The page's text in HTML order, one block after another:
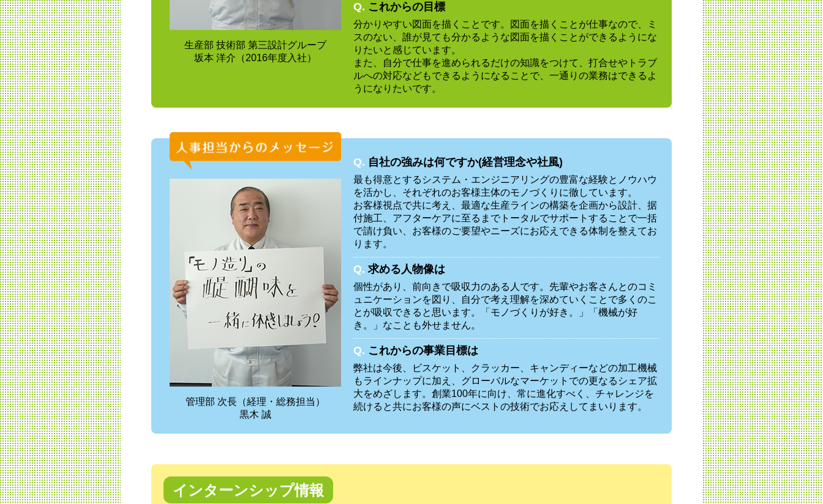
生産部 技術部 第三設計グループ
坂本 洋介（2016年度入社）
Q. これからの目標
分かりやすい図面を描くことです。図面を描くことが仕事なので、ミ
スのない、誰が見ても分かるような図面を描くことができるようにな
りたいと感じています。
また、自分で仕事を進められるだけの知識をつけて、打合せやトラブ
ルへの対応などもできるようになることで、一通りの業務はできるよ
うになりたいです。
管理部 次長（経理・総務担当）
黒木 誠
Q. 自社の強みは何ですか(経営理念や社風)
最も得意とするシステム・エンジニアリングの豊富な経験とノウハウ
を活かし、それぞれのお客様主体のモノづくりに徹しています。
お客様視点で共に考え、最適な生産ラインの構築を企画から設計、据
付施工、アフターケアに至るまでトータルでサポートすることで一括
で請け負い、お客様のご要望やニーズにお応えできる体制を整えてお
ります。
Q. 求める人物像は
個性があり、前向きで吸収力のある人です。先輩やお客さんとのコミ
ュニケーションを図り、自分で考え理解を深めていくことで多くのこ
とが吸収できると思います。「モノづくりが好き。」「機械が好
き。」なことも外せません。
Q. これからの事業目標は
弊社は今後、ビスケット、クラッカー、キャンディーなどの加工機械
もラインナップに加え、グローバルなマーケットでの更なるシェア拡
大をめざします。創業100年に向け、常に進化すべく、チャレンジを
続けると共にお客様の声にベストの技術でお応えしてまいります。
インターンシップ情報